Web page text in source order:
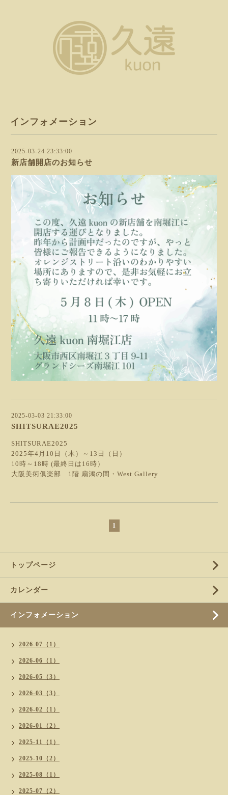
インフォメーション
2025-03-24 23:33:00
新店舗開店のお知らせ
2025-03-03 21:33:00
SHITSURAE2025
SHITSURAE2025
2025年4月10日（木）～13日（日）
10時～18時 (最終日は16時）
大阪美術俱楽部 1階 扇鴻の間・West Gallery
1
トップページ
カレンダー
インフォメーション
2026-07（1）
2026-06（1）
2026-05（3）
2026-03（3）
2026-02（1）
2026-01（2）
2025-11（1）
2025-10（2）
2025-08（1）
2025-07（2）